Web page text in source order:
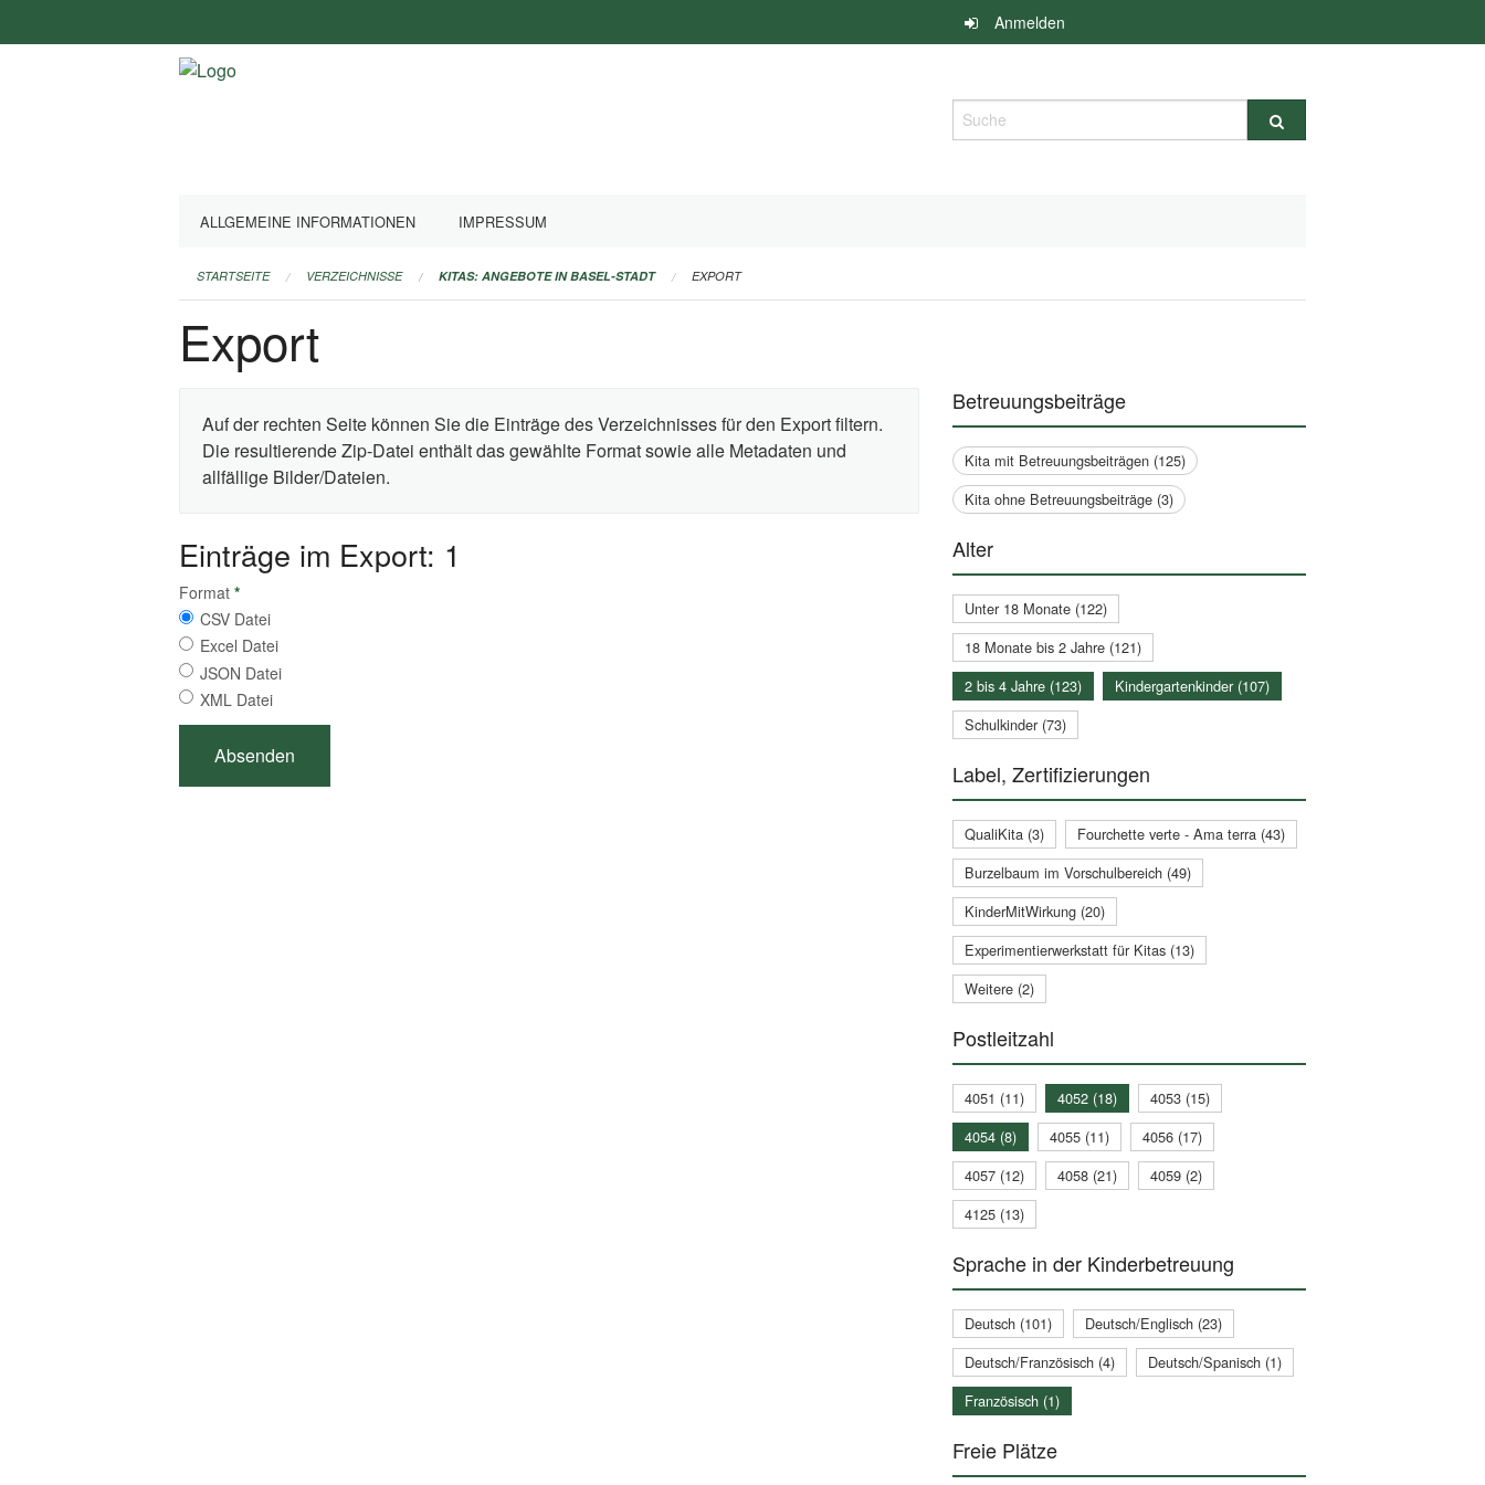
überspringen
Anmelden
Suche
ALLGEMEINE INFORMATIONEN IMPRESSUM
STARTSEITE VERZEICHNISSE KITAS: ANGEBOTE IN BASEL-STADT EXPORT
Export
Auf der rechten Seite können Sie die Einträge des Verzeichnisses für den Export filtern.
Die resultierende Zip-Datei enthält das gewählte Format sowie alle Metadaten und
allfällige Bilder/Dateien.
Einträge im Export: 1
Format *
CSV Datei
Excel Datei
JSON Datei
XML Datei
Betreuungsbeiträge
Kita mit Betreuungsbeiträgen (125)
Kita ohne Betreuungsbeiträge (3)
Alter
Unter 18 Monate (122)
18 Monate bis 2 Jahre (121)
2 bis 4 Jahre (123)
Kindergartenkinder (107)
Schulkinder (73)
Label, Zertifizierungen
QualiKita (3)
Fourchette verte - Ama terra (43)
Burzelbaum im Vorschulbereich (49)
KinderMitWirkung (20)
Experimentierwerkstatt für Kitas (13)
Weitere (2)
Postleitzahl
4051 (11) 4052 (18)
4053 (15)
4054 (8)
4055 (11)
4056 (17)
4057 (12)
4058 (21)
4059 (2)
4125 (13)
Sprache in der Kinderbetreuung
Deutsch (101)
Deutsch/Englisch (23)
Deutsch/Französisch (4)
Deutsch/Spanisch (1)
Französisch (1)
Freie Plätze